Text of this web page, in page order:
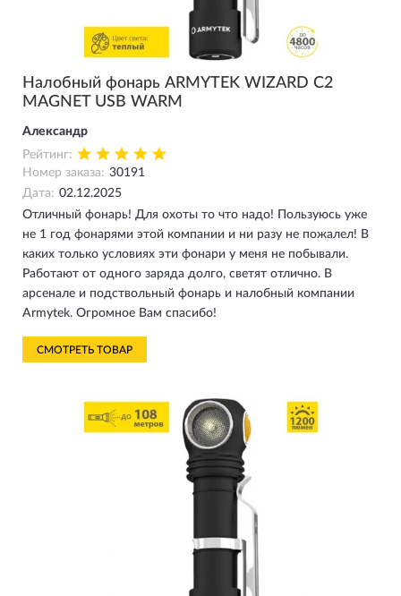
Налобный фонарь ARMYTEK WIZARD C2
MAGNET USB WARM
Александр
Рейтинг:
Номер заказа: 30191
Дата: 02.12.2025
Отличный фонарь! Для охоты то что надо! Пользуюсь уже
не 1 год фонарями этой компании и ни разу не пожалел! В
каких только условиях эти фонари у меня не побывали.
Работают от одного заряда долго, светят отлично. В
арсенале и подствольный фонарь и налобный компании
Armytek. Огромное Вам спасибо!
СМОТРЕТЬ ТОВАР